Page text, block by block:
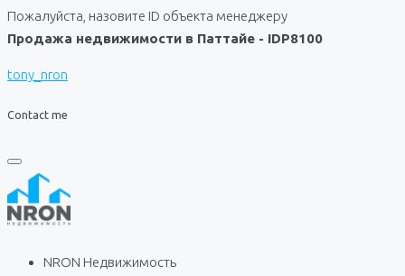
Пожалуйста, назовите ID объекта менеджеру
Продажа недвижимости в Паттайе - IDP8100
tony_nron
Contact me
NRON Недвижимость